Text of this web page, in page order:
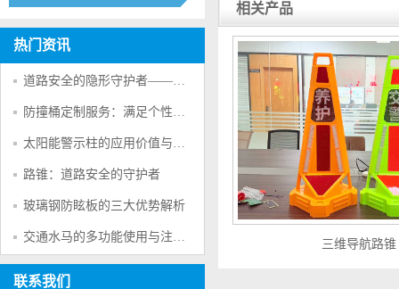
热门资讯
道路安全的隐形守护者——防撞桶的多重防护作用
防撞桶定制服务：满足个性化交通安全需求的创新方案
太阳能警示柱的应用价值与产品特点
路锥：道路安全的守护者
玻璃钢防眩板的三大优势解析
交通水马的多功能使用与注意事项
联系我们
相关产品
三维导航路锥